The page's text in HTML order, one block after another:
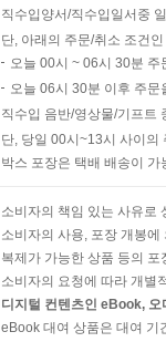
직수입양서/직수입일서중
단, 아래의 주문/취소 조건
오늘 00시 ~ 06시 30분
오늘 06시 30분 이후 주
직수입 음반/영상물/기프트
단, 당일 00시~13시 사이의
박스 포장은 택배 배송이
소비자의 책임 있는 사유로
소비자의 사용, 포장 개봉
복제가 가능한 상품 등의
소비자의 요청에 따라 개별
디지털 컨텐츠인 eBook,
eBook 대여 상품은 대여 기